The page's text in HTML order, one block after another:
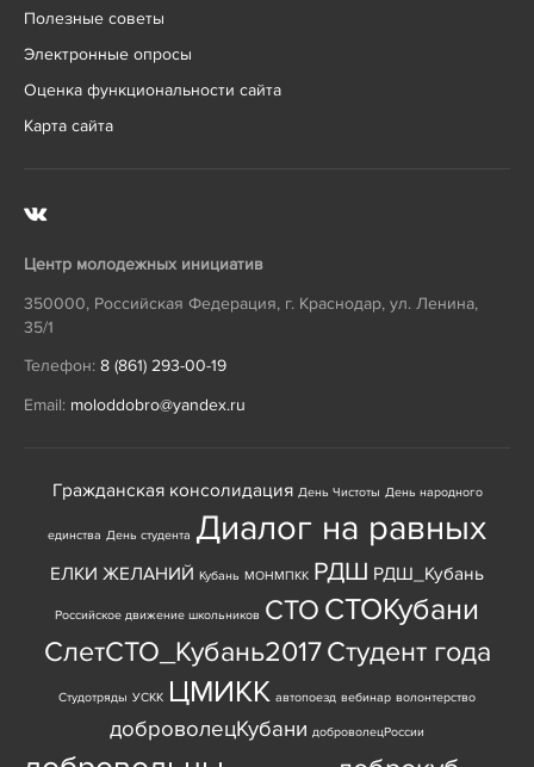
Полезные советы
Электронные опросы
Оценка функциональности сайта
Карта сайта
Центр молодежных инициатив
350000, Российская Федерация, г. Краснодар, ул. Ленина,
35/1
Телефон: 8 (861) 293-00-19
Email: moloddobro@yandex.ru
Гражданская консолидация День Чистоты День народного
единства День студента Диалог на равных
ЕЛКИ ЖЕЛАНИЙ Кубань МОНМПКК РДШ РДШ_Кубань
Российское движение школьников СТО СТОКубани
СлетСТО_Кубань2017Студент года
Студотряды УСКК ЦМИКК автопоезд вебинар волонтерство
доброволецКубани доброволецРоссии